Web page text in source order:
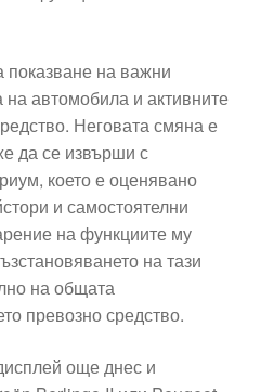
показване на важни
автомобила и активните
Неговата смяна е
да се извърши с
което е оценявано
и самостоятелни
на функциите му
на тази
на общата
превозно средство.
още днес и